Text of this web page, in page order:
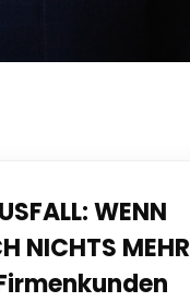
WENN
NICHTS MEHR